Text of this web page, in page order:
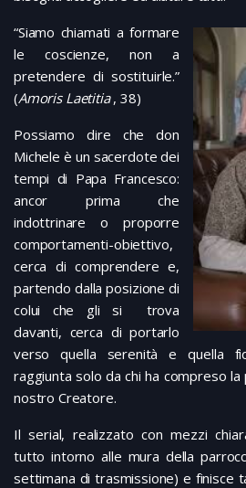
“Siamo chiamati a formare
le coscienze, non a
pretendere di sostituirle.”
(Amoris Laetitia, 38)
Possiamo dire che don
Michele è un sacerdote dei
tempi di Papa Francesco:
ancor prima che
indottrinare o proporre
comportamenti-obiettivo,
cerca di comprendere e,
partendo dalla posizione di
colui che gli si trova
davanti, cerca di portarlo
verso quella serenità e quella
raggiunta solo da chi ha compreso
nostro Creatore.
Il serial, realizzato con mezzi
tutto intorno alle mura della
settimana di trasmissione) e finisce